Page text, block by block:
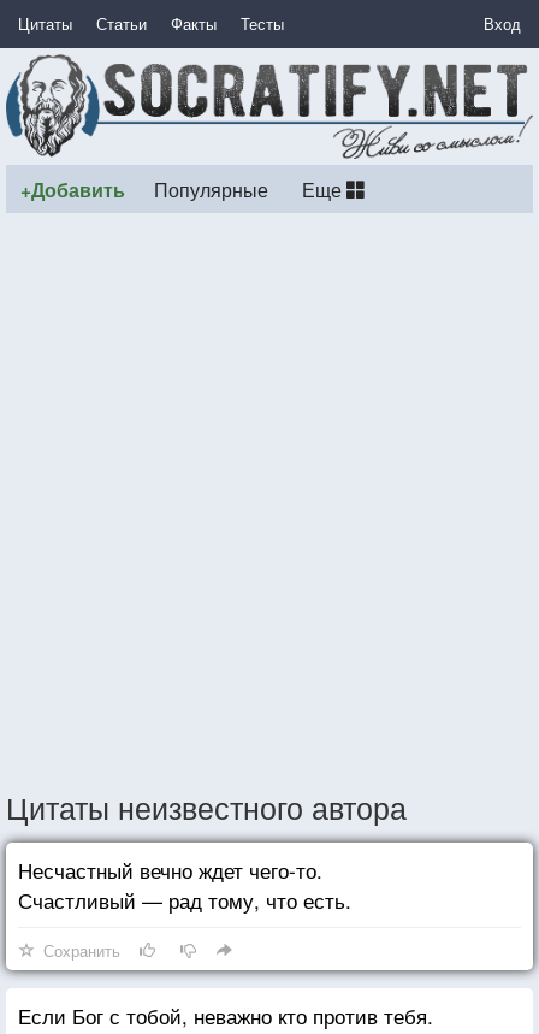
Цитаты Статьи Факты Тесты Вход
+Добавить Популярные Еще
Цитаты неизвестного автора
Несчастный вечно ждет чего-то.
Счастливый — рад тому, что есть.
Сохранить
Если Бог с тобой, неважно кто против тебя.